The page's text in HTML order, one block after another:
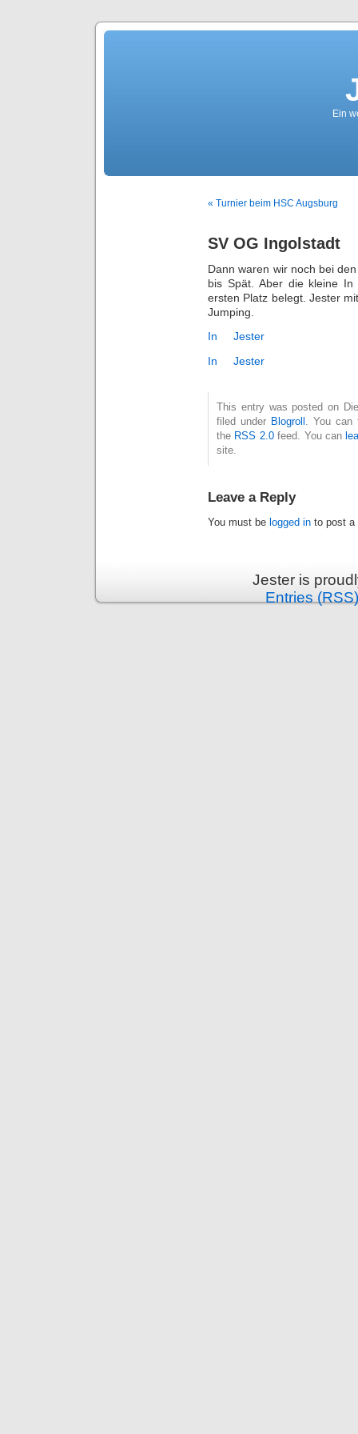
Ein
« Turnier beim HSC Augsburg
SV OG Ingolstadt
Dann waren wir noch bei
bis Spät. Aber die kleine
ersten Platz belegt. Jester
Jumping.
In
Jester
In
Jester
This entry was posted on
filed under Blogroll
. You
the RSS 2.0feed. You can
site.
Leave a Reply
You must be logged in to post a
Jester is
Entries (RSS)